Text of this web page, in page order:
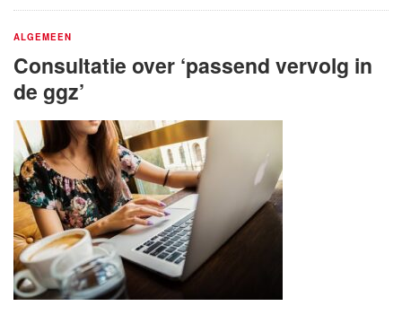
ALGEMEEN
Consultatie over ‘passend vervolg in
de ggz’